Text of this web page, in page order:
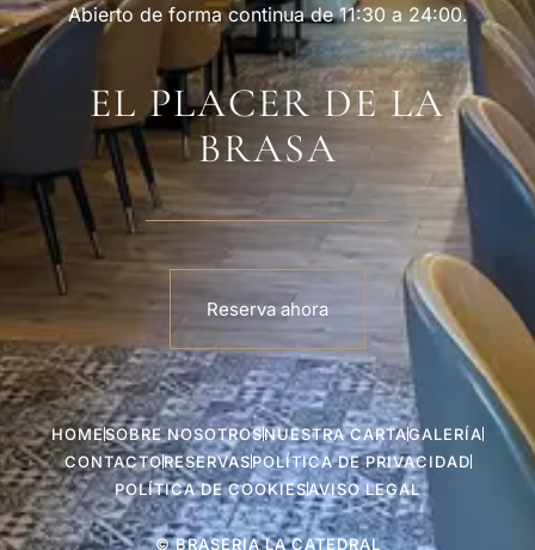
Abierto de forma continua de 11:30 a 24:00.
EL PLACER DE LA
BRASA
Reserva ahora
HOMESOBRE NOSOTROSNUESTRA CARTAGALERÍA
CONTACTORESERVASPOLÍTICA DE PRIVACIDAD
POLÍTICA DE COOKIESAVISO LEGAL
© BRASERIA LA CATEDRAL